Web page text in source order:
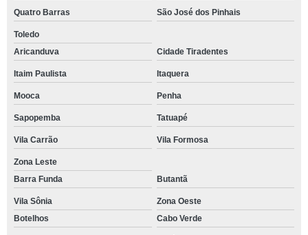
Quatro Barras São José dos Pinhais
Toledo
Aricanduva
Cidade Tiradentes
Itaim Paulista Itaquera
Mooca Penha
Sapopemba Tatuapé
Vila Carrão Vila Formosa
Zona Leste
Barra Funda
Butantã
Vila Sônia
Zona Oeste
Botelhos
Cabo Verde